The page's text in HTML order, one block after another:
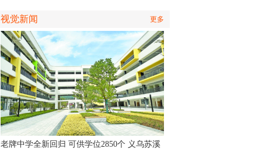
视觉新闻 更多
老牌中学全新回归 可供学位2850个 义乌苏溪